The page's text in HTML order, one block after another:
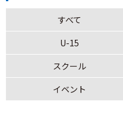
すべて
U-15
スクール
イベント